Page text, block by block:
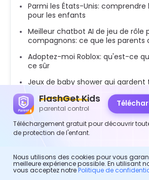
Parmi les États-Unis: comprendre
pour les enfants
Meilleur chatbot AI de jeu de rôle
compagnons: ce que les parents
Adoptez-moi Roblox: qu'est-ce
ce sûr
Jeux de baby shower qui
Dévoiler Zaddy Slang:
tendance et comment parler
parler
Mode sécurisé Tumblr: comment
réparer et conseils parentaux
FlashGet Kids
parental control
Téléchargement gratuit pour découvrir
de protection de l'enfant.
Nous utilisons des cookies pour vous
meilleure expérience possible. En utilisant
vous acceptez notrePolitique de